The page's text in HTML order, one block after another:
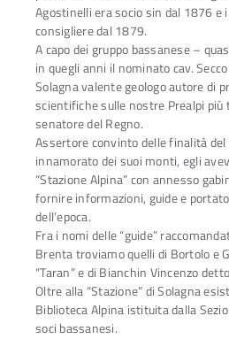
Agostinelli era socio sin dal 1876 e
consigliere dal 1879.
A capo dei gruppo bassanese –
in quegli anni il nominato cav.
Solagna valente geologo autore di
scientifiche sulle nostre Prealpi più
senatore del Regno.
Assertore convinto delle finalità del
innamorato dei suoi monti, egli
“Stazione Alpina” con annesso
fornire informazioni, guide e
dell’epoca.
Fra i nomi delle “guide”
Brenta troviamo quelli di Bortolo e
“Taran” e di Bianchin Vincenzo
Oltre alla “Stazione” di Solagna
Biblioteca Alpina istituita dalla
soci bassanesi.